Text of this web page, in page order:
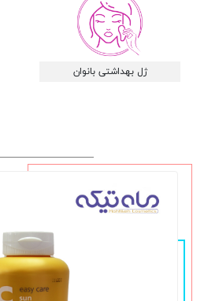
ژل بهداشتی بانوان